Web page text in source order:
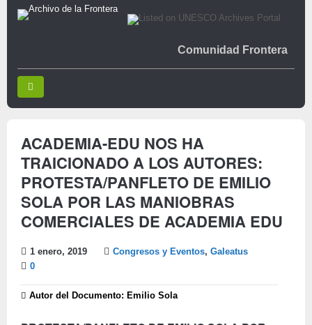
Comunidad Frontera
ACADEMIA-EDU NOS HA
TRAICIONADO A LOS AUTORES:
PROTESTA/PANFLETO DE EMILIO
SOLA POR LAS MANIOBRAS
COMERCIALES DE ACADEMIA EDU
1 enero, 2019 Congresos y Eventos, Galeatus
0
Autor del Documento: Emilio Sola